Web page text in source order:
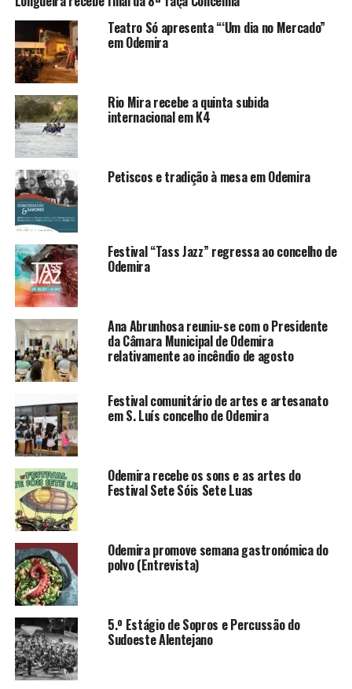
Teatro Só apresenta “‘Um dia no Mercado”
em Odemira
Rio Mira recebe a quinta subida
internacional em K4
Petiscos e tradição à mesa em Odemira
Festival “Tass Jazz” regressa ao concelho de
Odemira
Ana Abrunhosa reuniu-se com o Presidente
da Câmara Municipal de Odemira
relativamente ao incêndio de agosto
Festival comunitário de artes e artesanato
em S. Luís concelho de Odemira
Odemira recebe os sons e as artes do
Festival Sete Sóis Sete Luas
Odemira promove semana gastronómica do
polvo (Entrevista)
5.º Estágio de Sopros e Percussão do
Sudoeste Alentejano